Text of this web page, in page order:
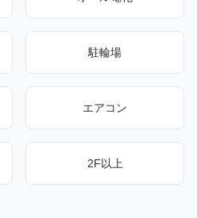
駐輪場
エアコン
2F以上